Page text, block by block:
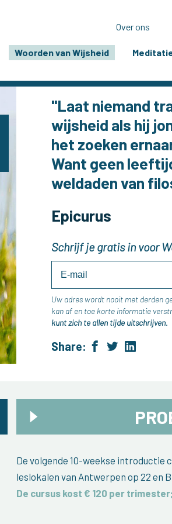
Woorden van Wijsheid
Over ons
"Laat niemand
wijsheid als hij
het zoeken
Want geen
weldaden van
Epicurus
Schrijf je gratis in voor
Uw adres wordt nooit met derden
kan af en toe korte informatie
kunt zich te allen tijde uitschrijven.
Share:
De volgende 10-weekse
leslokalen van Antwerpen op 22 en
De cursus kost € 120 per